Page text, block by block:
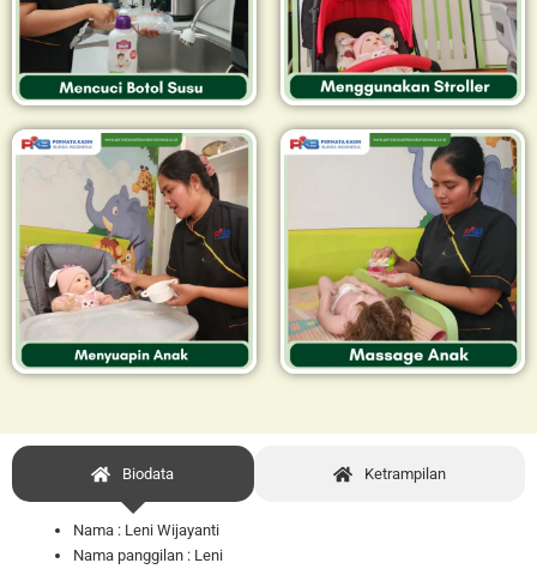
Biodata Ketrampilan
Nama : Leni Wijayanti
Nama panggilan : Leni